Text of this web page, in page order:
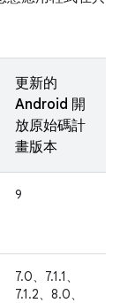
更新的
Android 開
放原始碼計
畫版本
9
7.0、7.1.1、
7.1.2、8.0、